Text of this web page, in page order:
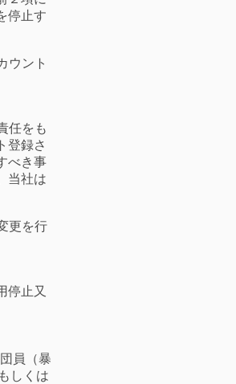
停止す
ウント
任をも
登録さ
べき事
当社は
更を行
停止又
員（暴
しくは